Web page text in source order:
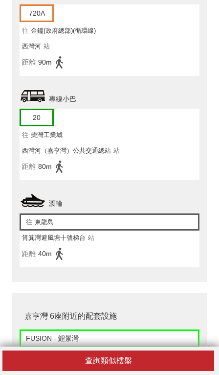
查詢類似樓盤
720A
往 金鐘(政府總部)(循環線)
西灣河 站
距離 90m
專線小巴
20
往 柴灣工業城
西灣河（嘉亨灣）公共交通總站 站
距離 80m
渡輪
往 東龍島
筲箕灣避風塘十號梯台 站
距離 40m
嘉亨灣 6座附近的配套設施
FUSION - 鯉景灣
香港西灣河太安街25d號鯉景灣地下8-13號鋪
距離 200m